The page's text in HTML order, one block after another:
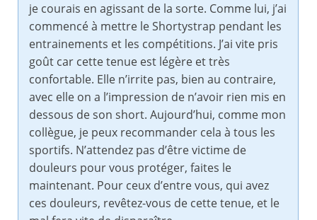
je courais en agissant de la sorte. Comme lui, j’ai
commencé à mettre le Shortystrap pendant les
entrainements et les compétitions. J’ai vite pris
goût car cette tenue est légère et très
confortable. Elle n’irrite pas, bien au contraire,
avec elle on a l’impression de n’avoir rien mis en
dessous de son short. Aujourd’hui, comme mon
collègue, je peux recommander cela à tous les
sportifs. N’attendez pas d’être victime de
douleurs pour vous protéger, faites le
maintenant. Pour ceux d’entre vous, qui avez
ces douleurs, revêtez-vous de cette tenue, et le